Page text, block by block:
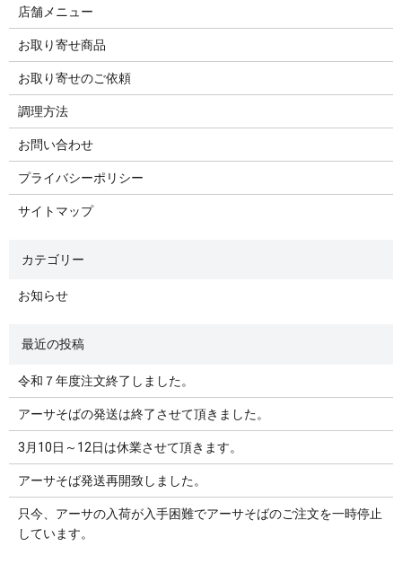
店舗メニュー
お取り寄せ商品
お取り寄せのご依頼
調理方法
お問い合わせ
プライバシーポリシー
サイトマップ
お知らせ
令和７年度注文終了しました。
アーサそばの発送は終了させて頂きました。
3月10日～12日は休業させて頂きます。
アーサそば発送再開致しました。
只今、アーサの入荷が入手困難でアーサそばのご注文を一時停止
しています。